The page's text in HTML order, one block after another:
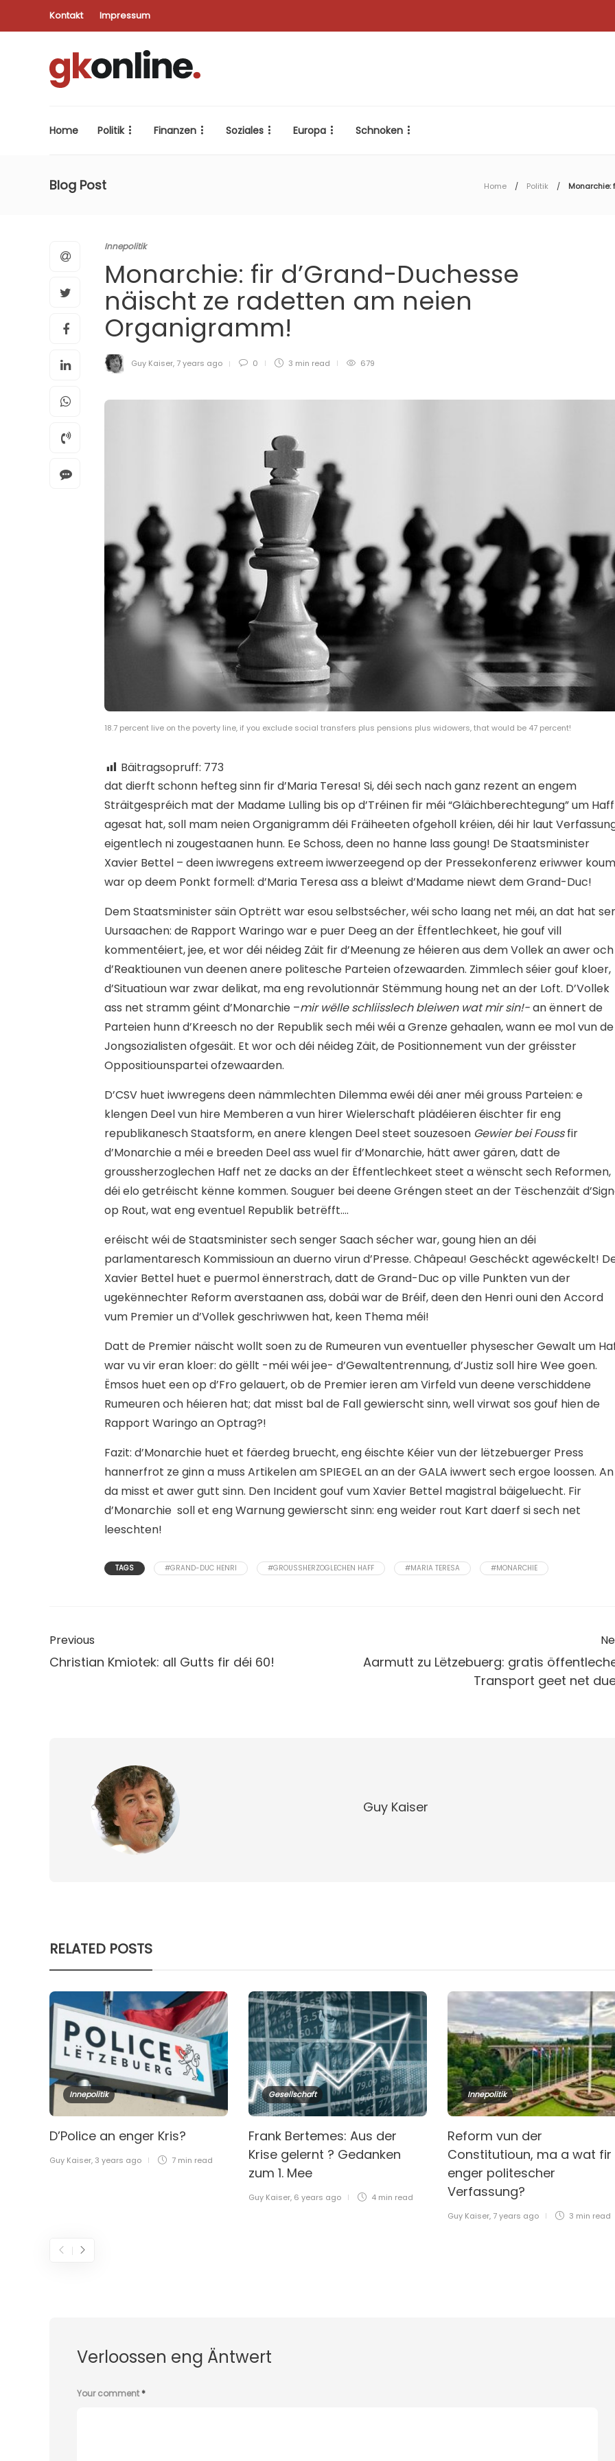
Kontakt Impressum
Home Politik Finanzen Soziales Europa Schnoken
Blog Post Home Politik Monarchie:
Innepolitik
Monarchie: fir d’Grand-Duchesse
näischt ze radetten am neien
Organigramm!
Guy Kaiser, 7 years ago 0 3 min read 679
18.7 percent live on the poverty line, if you exclude social transfers plus pensions plus widowers, that would be 47 percent!
Bäitragsopruff: 773
dat dierft schonn hefteg sinn fir d’Maria Teresa! Si, déi sech nach ganz rezent an engem
Sträitgespréich mat der Madame Lulling bis op d’Tréinen fir méi “Gläichberechtegung” um Haff
agesat hat, soll mam neien Organigramm déi Fräiheeten ofgeholl kréien, déi hir laut
eigentlech ni zougestaanen hunn. Ee Schoss, deen no hanne lass goung! De Staatsminister
Xavier Bettel – deen iwwregens extreem iwwerzeegend op der Pressekonferenz eriwwer
war op deem Ponkt formell: d’Maria Teresa ass a bleiwt d’Madame niewt dem Grand-Duc!
Dem Staatsminister säin Optrëtt war esou selbstsécher, wéi scho laang net méi, an dat hat
Uursaachen: de Rapport Waringo war e puer Deeg an der Ëffentlechkeet, hie gouf vill
kommentéiert, jee, et wor déi néideg Zäit fir d’Meenung ze héieren aus dem Vollek an awer och
d’Reaktiounen vun deenen anere politesche Parteien ofzewaarden. Zimmlech séier gouf kloer,
d’Situatioun war zwar delikat, ma eng revolutionnär Stëmmung houng net an der Loft. D’Vollek
ass net stramm géint d’Monarchie –mir wëlle schliisslech bleiwen wat mir sin!-an ënnert de
Parteien hunn d’Kreesch no der Republik sech méi wéi a Grenze gehaalen, wann ee mol vun de
Jongsozialisten ofgesäit. Et wor och déi néideg Zäit, de Positionnement vun der gréisster
Oppositiounspartei ofzewaarden.
D’CSV huet iwwregens deen nämmlechten Dilemma ewéi déi aner méi grouss Parteien: e
klengen Deel vun hire Memberen a vun hirer Wielerschaft plädéieren éischter fir eng
republikanesch Staatsform, en anere klengen Deel steet souzesoen Gewier bei Foussfir
d’Monarchie a méi e breeden Deel ass wuel fir d’Monarchie, hätt awer gären, datt de
groussherzoglechen Haff net ze dacks an der Ëffentlechkeet steet a wënscht sech Reformen,
déi elo getréischt kënne kommen. Souguer bei deene Gréngen steet an der Tëschenzäit
op Rout, wat eng eventuel Republik betrëfft….
eréischt wéi de Staatsminister sech senger Saach sécher war, goung hien an déi
parlamentaresch Kommissioun an duerno virun d’Presse. Châpeau! Geschéckt agewéckelt!
Xavier Bettel huet e puermol ënnerstrach, datt de Grand-Duc op ville Punkten vun der
ugekënnechter Reform averstaanen ass, dobäi war de Bréif, deen den Henri ouni den Accord
vum Premier un d’Vollek geschriwwen hat, keen Thema méi!
Datt de Premier näischt wollt soen zu de Rumeuren vun eventueller physescher Gewalt um
war vu vir eran kloer: do gëllt -méi wéi jee- d’Gewaltentrennung, d’Justiz soll hire Wee goen.
Ëmsos huet een op d’Fro gelauert, ob de Premier ieren am Virfeld vun deene verschiddene
Rumeuren och héieren hat; dat misst bal de Fall gewierscht sinn, well virwat sos gouf hien de
Rapport Waringo an Optrag?!
Fazit: d’Monarchie huet et fäerdeg bruecht, eng éischte Kéier vun der lëtzebuerger Press
hannerfrot ze ginn a muss Artikelen am SPIEGEL an an der GALA iwwert sech ergoe loossen. An
da misst et awer gutt sinn. Den Incident gouf vum Xavier Bettel magistral bäigeluecht. Fir
d’Monarchie soll et eng Warnung gewierscht sinn: eng weider rout Kart daerf si sech net
leeschten!
TAGS #GRAND-DUC HENRI #GROUSSHERZOGLECHEN HAFF #MARIA TERESA #MONARCHIE
Previous
Christian Kmiotek: all Gutts fir déi 60!
Aarmutt zu Lëtzebuerg: gratis
Transport geet net
Guy Kaiser
RELATED POSTS
Innepolitik
D’Police an enger Kris?
Guy Kaiser, 3 years ago 7 min read
Gesellschaft
Frank Bertemes: Aus der
Krise gelernt ? Gedanken
zum 1. Mee
Guy Kaiser, 6 years ago 4 min read
Innepolitik
Reform vun der
Constitutioun, ma a wat fir
enger politescher
Verfassung?
Guy Kaiser, 7 years ago 3 min read
Verloossen eng Äntwert
Your comment*